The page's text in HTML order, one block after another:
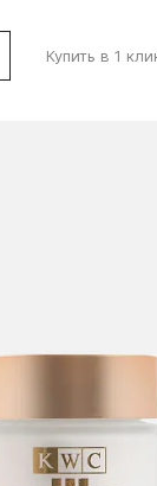
Купить в 1